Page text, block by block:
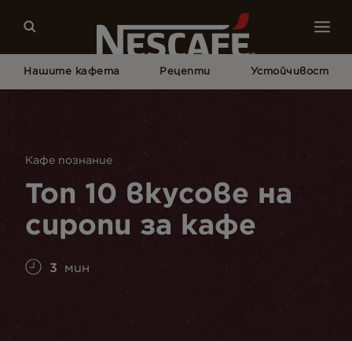
Нашите кафета Рецепти Устойчивост
Кафе познание
Топ 10 вкусове на
сиропи за кафе
3 мин